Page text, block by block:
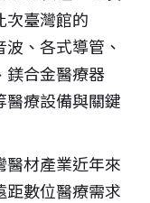
次臺灣館的
、各式導管、
鎂合金醫療器
醫療設備與關鍵
材產業近年來
距數位醫療需求